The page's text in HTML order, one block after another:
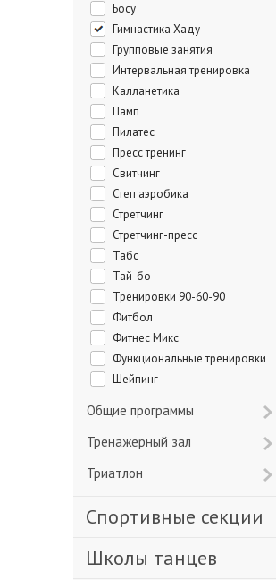
Босу
Гимнастика Хаду
Групповые занятия
Интервальная тренировка
Калланетика
Памп
Пилатес
Пресс тренинг
Свитчинг
Степ аэробика
Стретчинг
Стретчинг-пресс
Табс
Тай-бо
Тренировки 90-60-90
Фитбол
Фитнес Микс
Функциональные тренировки
Шейпинг
Общие программы
Тренажерный зал
Триатлон
Спортивные секции
Школы танцев